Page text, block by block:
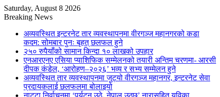
Saturday, August 8 2026
Breaking News
अव्यवस्थित इन्टरनेट तार व्यवस्थापनमा वीरगञ्ज महानगरको कडा
कदम: सोमबार पुनः बृहत् छलफल हुने
२५० रुपैयाँको सामान किन्दा १० लाखको उपहार
एनआरएनए एसिया प्याशिफिक सम्मेलनको तयारी अन्तिम चरणमा- आरसी
दीपक कंडेल, ‘आरोहण–२०२६’ भव्य र सभ्य सम्मेलन हुने
अव्यवस्थित तार व्यवस्थापनमा जुट्यो वीरगञ्ज महानगर, इन्टरनेट सेवा
प्रदायकलाई छलफलमा बोलाइयो
नाट्टा निर्वाचनमा ‘पर्यटन उठे, नेपाल उठ्छ’ नारासहित युविका